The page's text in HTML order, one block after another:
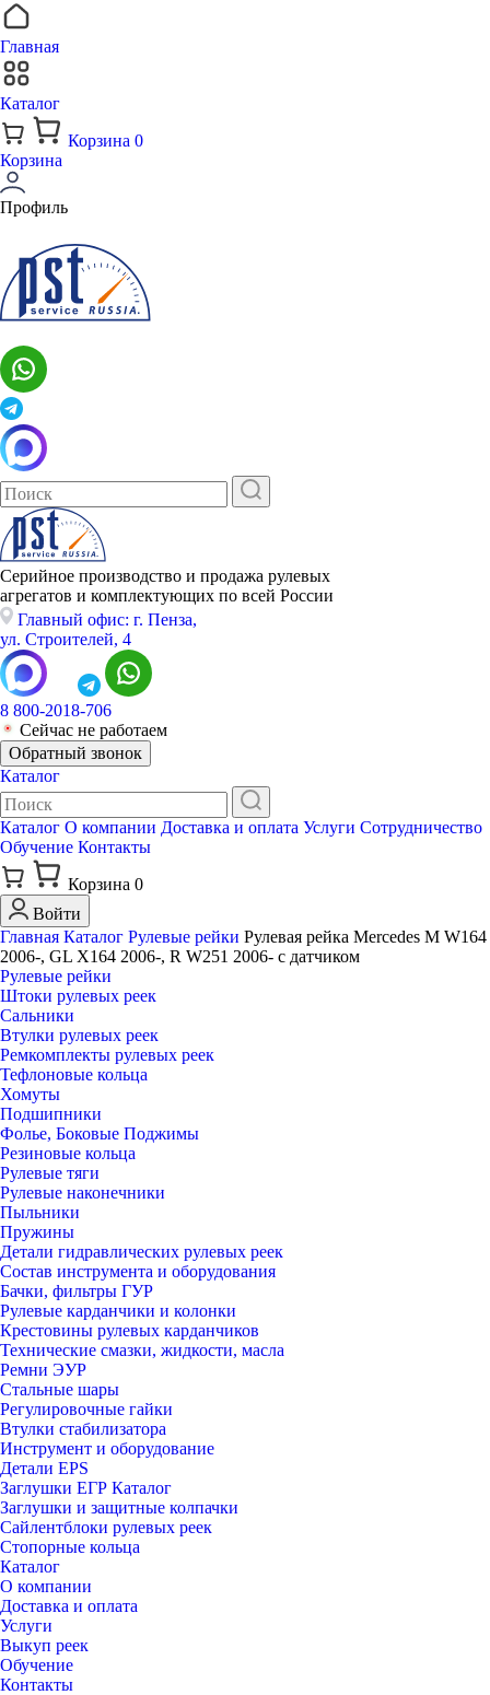
Главная
Каталог
Корзина 0
Корзина
Профиль
Серийное производство и продажа рулевых
агрегатов и комплектующих по всей России
Главный офис: г. Пенза,
ул. Строителей, 4
8 800-2018-706
Сейчас не работаем
Обратный звонок
Каталог
Каталог О компании Доставка и оплата Услуги Сотрудничество
Обучение Контакты
Корзина 0
Войти
Главная Каталог Рулевые рейки Рулевая рейка Mercedes M W164
2006-, GL X164 2006-, R W251 2006- с датчиком
Рулевые рейки
Штоки рулевых реек
Сальники
Втулки рулевых реек
Ремкомплекты рулевых реек
Тефлоновые кольца
Хомуты
Подшипники
Фолье, Боковые Поджимы
Резиновые кольца
Рулевые тяги
Рулевые наконечники
Пыльники
Пружины
Детали гидравлических рулевых реек
Состав инструмента и оборудования
Бачки, фильтры ГУР
Рулевые карданчики и колонки
Крестовины рулевых карданчиков
Технические смазки, жидкости, масла
Ремни ЭУР
Стальные шары
Регулировочные гайки
Втулки стабилизатора
Инструмент и оборудование
Детали EPS
Заглушки ЕГР Каталог
Заглушки и защитные колпачки
Сайлентблоки рулевых реек
Стопорные кольца
Каталог
О компании
Доставка и оплата
Услуги
Выкуп реек
Обучение
Контакты